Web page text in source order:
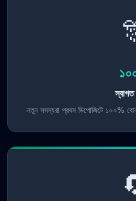
স্বাগত
নতুন সদস্যরা প্রথম ডিপোজিটে ১০০%